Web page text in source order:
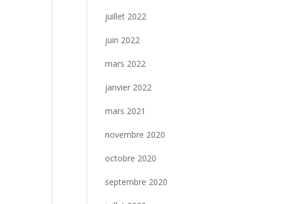
juillet 2022
juin 2022
mars 2022
janvier 2022
mars 2021
novembre 2020
octobre 2020
septembre 2020